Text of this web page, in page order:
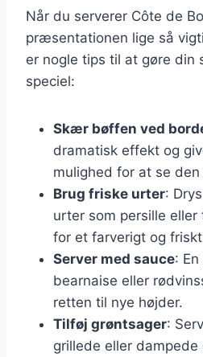
Når du serverer Côte de
præsentationen lige så
er nogle tips til at gøre din
speciel:
Skær bøffen ved
dramatisk effekt og
mulighed for at se
Brug friske urter:
urter som persille
for et farverigt og
Server med sauce:
bearnaise eller
retten til nye højder.
Tilføj grøntsager:
grillede eller